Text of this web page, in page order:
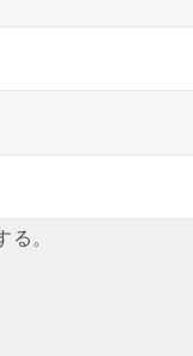
。